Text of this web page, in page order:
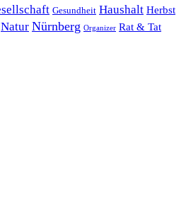
Gesundheit Haushalt Herbst
Natur Nürnberg Organizer Rat & Tat